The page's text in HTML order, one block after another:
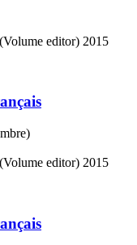
editor) 2015
editor) 2015